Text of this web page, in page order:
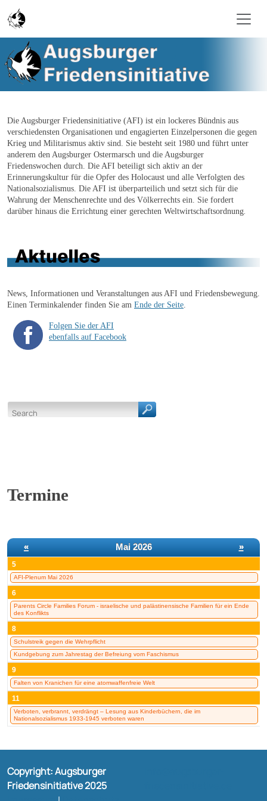
Zum Inhalt springen
Die Augsburger Friedensinitiative (AFI) ist ein lockeres Bündnis aus
verschiedensten Organisationen und engagierten Einzelpersonen die gegen
Krieg und Militarismus aktiv sind. Sie besteht seit 1980 und führt unter
anderem den Augsburger Ostermarsch und die Augsburger
Friedenswochen durch. Die AFI beteiligt sich aktiv an der
Erinnerungskultur für die Opfer des Holocaust und alle Verfolgten des
Nationalsozialismus. Die AFI ist überparteilich und setzt sich für die
Wahrung der Menschenrechte und des Völkerrechts ein. Sie fordert
darüber hinaus die Errichtung einer gerechten Weltwirtschaftsordnung.
News, Informationen und Veranstaltungen aus AFI und Friedensbewegung.
Einen Terminkalender finden Sie am Ende der Seite
Folgen Sie der AFI
ebenfalls auf Facebook
Termine
« Mai 2026 »
5
AFI-Plenum Mai 2026
6
Parents Circle Families Forum - israelische und palästinensische Familien für ein Ende
des Konflikts
8
Schulstreik gegen die Wehrpflicht
Kundgebung zum Jahrestag der Befreiung vom Faschismus
9
Falten von Kranichen für eine atomwaffenfreie Welt
11
Verboten, verbrannt, verdrängt – Lesung aus Kinderbüchern, die im
Nationalsozialismus 1933-1945 verboten waren
Copyright: Augsburger
Friedensinitiative 2025